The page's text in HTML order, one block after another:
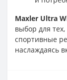
Maxler Ultra
выбор для
спортивные
наслаждаясь